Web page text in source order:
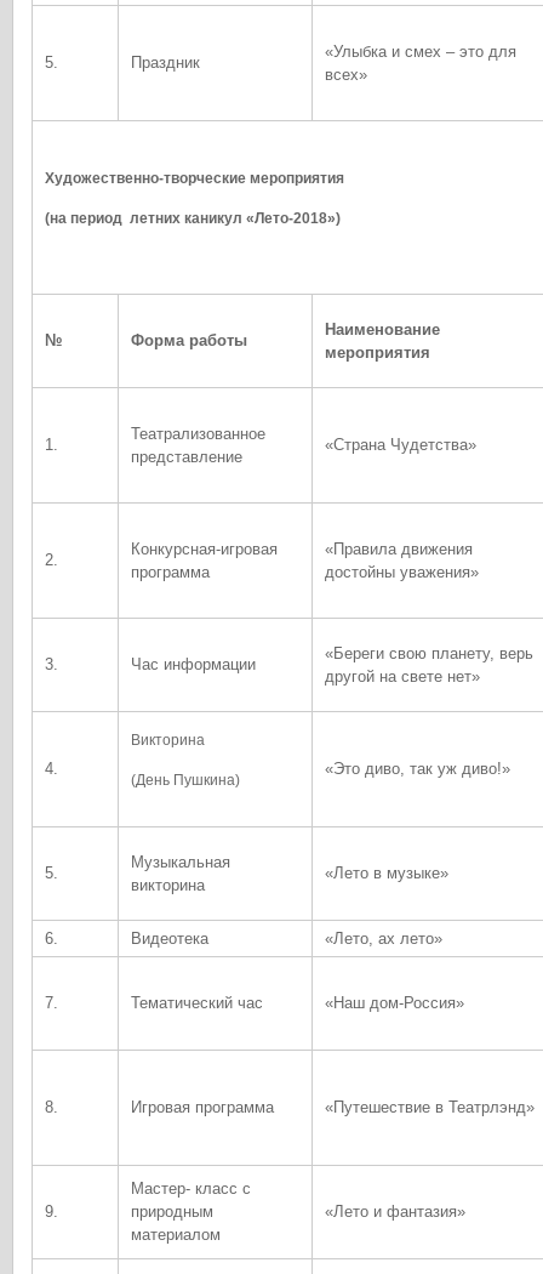
5. Праздник
«Улыбка и смех – это для
всех»
Художественно-творческие мероприятия
(на период летних каникул «Лето-2018»)
№ Форма работы
Наименование
мероприятия
1.
Театрализованное
представление
«Страна Чудетства»
2.
Конкурсная-игровая
программа
«Правила движения
достойны уважения»
3. Час информации
«Береги свою планету, верь
другой на свете нет»
4.
Викторина
(День Пушкина)
«Это диво, так уж диво!»
5.
Музыкальная
викторина
«Лето в музыке»
6. Видеотека «Лето, ах лето»
7. Тематический час «Наш дом-Россия»
8. Игровая программа «Путешествие в Театрлэнд»
9.
Мастер- класс с
природным
материалом
«Лето и фантазия»